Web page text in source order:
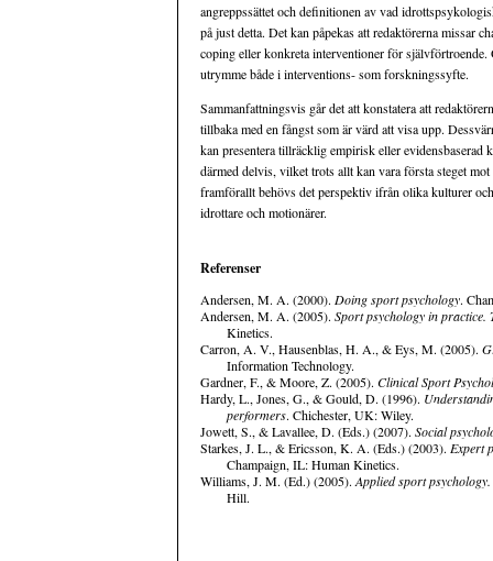
angreppssättet och definitionen av vad
på just detta. Det kan påpekas att redaktörerna missar
coping eller konkreta interventioner för självförtroende.
utrymme både i interventions- som forskningssyfte.
Sammanfattningsvis går det att konstatera att
tillbaka med en fångst som är värd att visa upp.
kan presentera tillräcklig empirisk eller evidensbaserad
därmed delvis, vilket trots allt kan vara första steget
framförallt behövs det perspektiv ifrån olika kulturer
idrottare och motionärer.
Referenser
Andersen, M. A. (2000). Doing sport psychology.
Andersen, M. A. (2005). Sport psychology in
Kinetics.
Carron, A. V., Hausenblas, H. A., & Eys, M. (2005).
Information Technology.
Gardner, F., & Moore, Z. (2005). Clinical Sport
Hardy, L., Jones, G., & Gould, D. (1996).
performers. Chichester, UK: Wiley.
Jowett, S., & Lavallee, D. (Eds.) (2007). Social
Starkes, J. L., & Ericsson, K. A. (Eds.) (2003). Expert
Champaign, IL: Human Kinetics.
Williams, J. M. (Ed.) (2005). Applied sport
Hill.